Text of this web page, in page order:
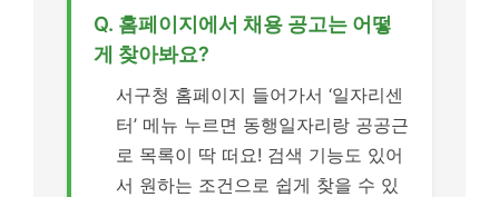
Q. 홈페이지에서 채용 공고는 어떻
게 찾아봐요?
서구청 홈페이지 들어가서 ‘일자리센
터’ 메뉴 누르면 동행일자리랑 공공근
로 목록이 딱 떠요! 검색 기능도 있어
서 원하는 조건으로 쉽게 찾을 수 있